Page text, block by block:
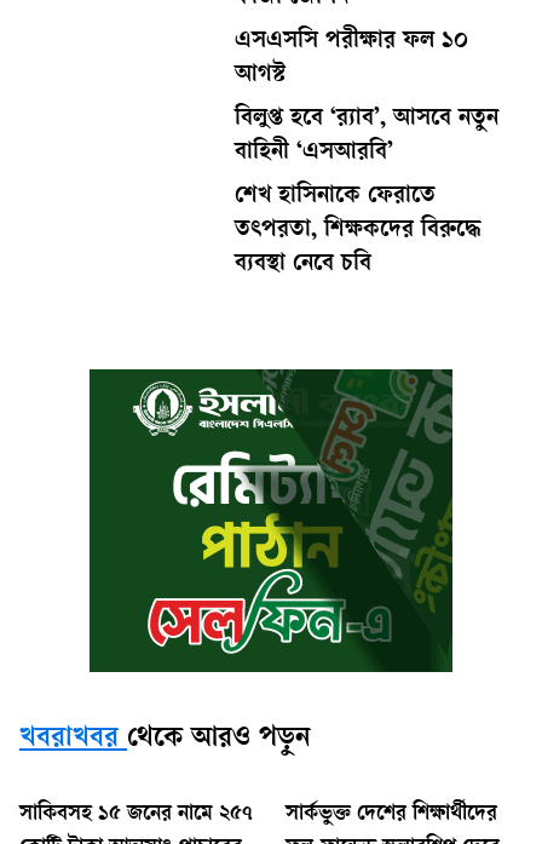
এসএসসি পরীক্ষার ফল ১০
আগস্ট
বিলুপ্ত হবে ‘র‍্যাব’, আসবে নতুন
বাহিনী ‘এসআরবি’
শেখ হাসিনাকে ফেরাতে
তৎপরতা, শিক্ষকদের বিরুদ্ধে
ব্যবস্থা নেবে চবি
খবরাখবর থেকে আরও পড়ুন
সাকিবসহ ১৫ জনের নামে ২৫৭
সার্কভুক্ত দেশের শিক্ষার্থীদের